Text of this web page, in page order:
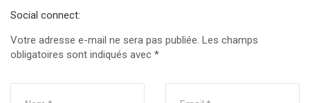
Social connect:
Votre adresse e-mail ne sera pas publiée. Les champs
obligatoires sont indiqués avec *